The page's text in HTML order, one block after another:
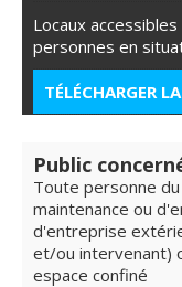
Locaux
personnes en
TÉLÉCHARGER
Public
Toute personne
maintenance ou
d'entreprise
et/ou intervenant)
espace confiné